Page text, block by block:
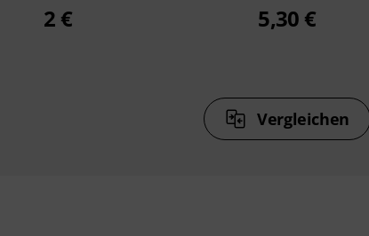
2 € 5,30 €
Vergleichen